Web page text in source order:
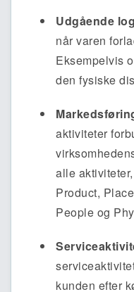
Udgående
når varen
Eksempelvis
den fysiske
aktiviteter
alle
Product,
People og
kunden efter